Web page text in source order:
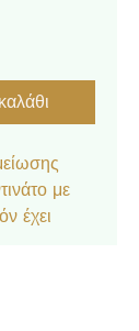
με
έχει